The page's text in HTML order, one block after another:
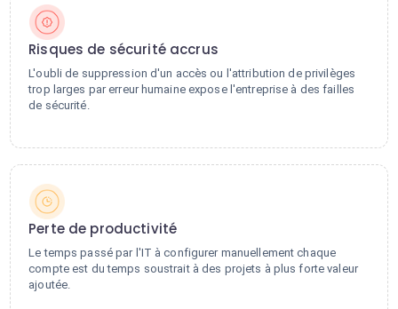
Risques de sécurité accrus
L'oubli de suppression d'un accès ou l'attribution de privilèges
trop larges par erreur humaine expose l'entreprise à des failles
de sécurité.
Perte de productivité
Le temps passé par l'IT à configurer manuellement chaque
compte est du temps soustrait à des projets à plus forte valeur
ajoutée.